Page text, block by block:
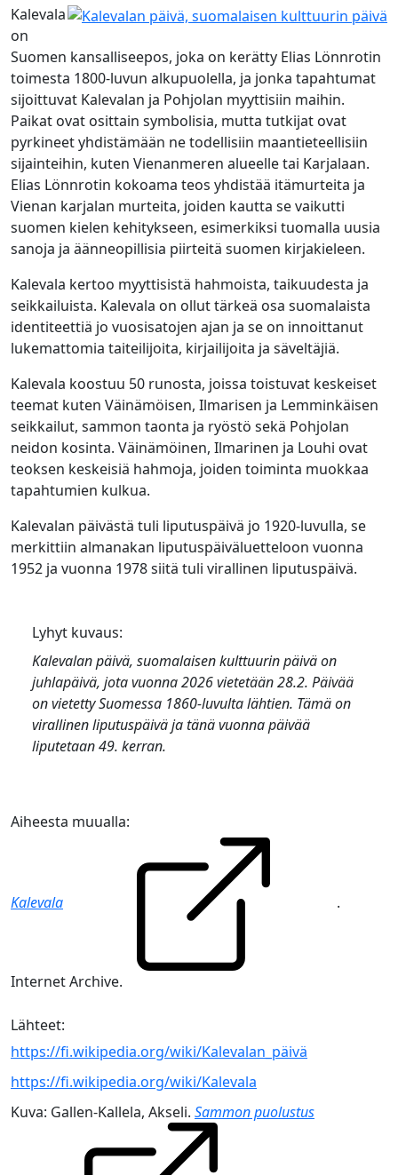
Kalevala
on
Suomen kansalliseepos, joka on kerätty Elias Lönnrotin
toimesta 1800-luvun alkupuolella, ja jonka tapahtumat
sijoittuvat Kalevalan ja Pohjolan myyttisiin maihin.
Paikat ovat osittain symbolisia, mutta tutkijat ovat
pyrkineet yhdistämään ne todellisiin maantieteellisiin
sijainteihin, kuten Vienanmeren alueelle tai Karjalaan.
Elias Lönnrotin kokoama teos yhdistää itämurteita ja
Vienan karjalan murteita, joiden kautta se vaikutti
suomen kielen kehitykseen, esimerkiksi tuomalla uusia
sanoja ja äänneopillisia piirteitä suomen kirjakieleen.
Kalevala kertoo myyttisistä hahmoista, taikuudesta ja
seikkailuista. Kalevala on ollut tärkeä osa suomalaista
identiteettiä jo vuosisatojen ajan ja se on innoittanut
lukemattomia taiteilijoita, kirjailijoita ja säveltäjiä.
Kalevala koostuu 50 runosta, joissa toistuvat keskeiset
teemat kuten Väinämöisen, Ilmarisen ja Lemminkäisen
seikkailut, sammon taonta ja ryöstö sekä Pohjolan
neidon kosinta. Väinämöinen, Ilmarinen ja Louhi ovat
teoksen keskeisiä hahmoja, joiden toiminta muokkaa
tapahtumien kulkua.
Kalevalan päivästä tuli liputuspäivä jo 1920-luvulla, se
merkittiin almanakan liputuspäiväluetteloon vuonna
1952 ja vuonna 1978 siitä tuli virallinen liputuspäivä.
Lyhyt kuvaus:
Kalevalan päivä, suomalaisen kulttuurin päiväon
juhlapäivä, jota vuonna 2026 vietetään 28.2. Päivää
on vietetty Suomessa 1860-luvulta lähtien. Tämä on
virallinen liputuspäivä ja tänä vuonna päivää
liputetaan 49. kerran.
Aiheesta muualla:
Kalevala .
Internet Archive.
Lähteet:
https://fi.wikipedia.org/wiki/Kalevalan_päivä
https://fi.wikipedia.org/wiki/Kalevala
Kuva: Gallen-Kallela, Akseli. Sammon puolustus